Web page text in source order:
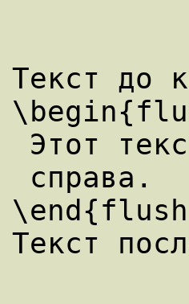
Текст до